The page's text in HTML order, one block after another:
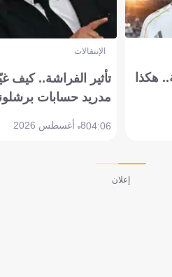
هكذا
الإنتقالات
تأثير الفراشة.. كيف
مدريد حسابات
04:068 أغسطس 2026
إعلان